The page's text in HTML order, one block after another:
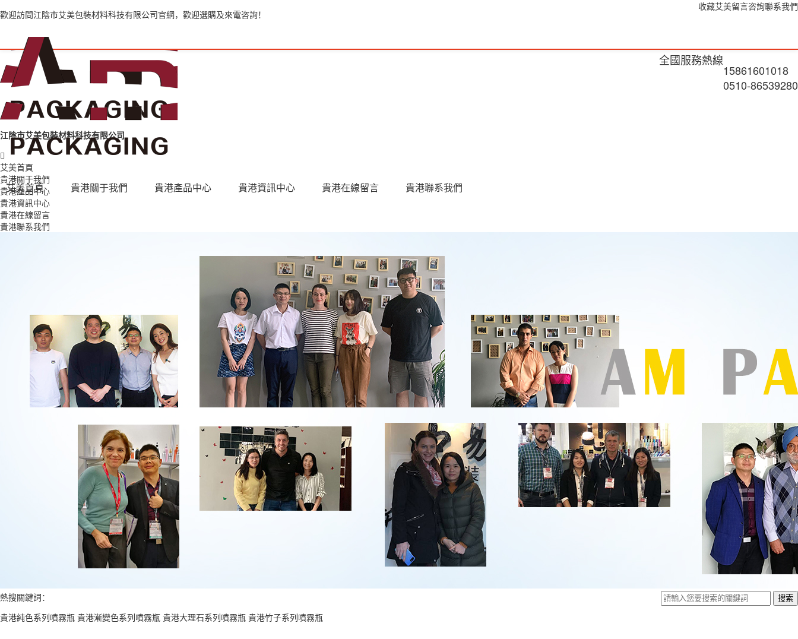
歡迎訪問江陰市艾美包裝材料科技有限公司官網，歡迎選購及來電咨詢！
收藏艾美留言咨詢聯系我們
全國服務熱線
15861601018
0510-86539280
艾美首頁 貴港關于我們 貴港產品中心 貴港資訊中心 貴港在線留言 貴港聯系我們
江陰市艾美包裝材料科技有限公司
艾美首頁
貴港關于我們
貴港產品中心
貴港資訊中心
貴港在線留言
貴港聯系我們
熱搜關鍵詞：
貴港純色系列噴霧瓶 貴港漸變色系列噴霧瓶 貴港大理石系列噴霧瓶 貴港竹子系列噴霧瓶